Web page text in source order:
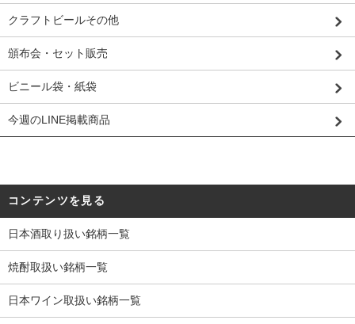
クラフトビールその他
頒布会・セット販売
ビニール袋・紙袋
今週のLINE掲載商品
コンテンツを見る
日本酒取り扱い銘柄一覧
焼酎取扱い銘柄一覧
日本ワイン取扱い銘柄一覧